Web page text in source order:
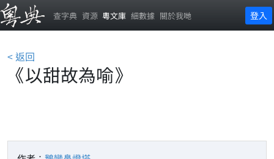
查字典 資源 粵文庫 細數據 關於我哋 登入
< 返回
《以甜故為喻》